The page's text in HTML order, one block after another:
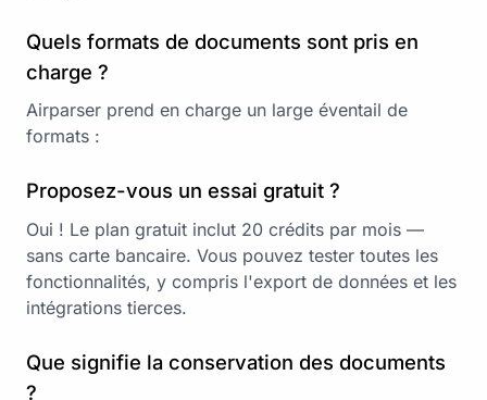
Quels formats de documents sont pris en
charge ?
Airparser prend en charge un large éventail de
formats :
Proposez-vous un essai gratuit ?
Oui ! Le plan gratuit inclut 20 crédits par mois —
sans carte bancaire. Vous pouvez tester toutes les
fonctionnalités, y compris l'export de données et les
intégrations tierces.
Que signifie la conservation des documents
?